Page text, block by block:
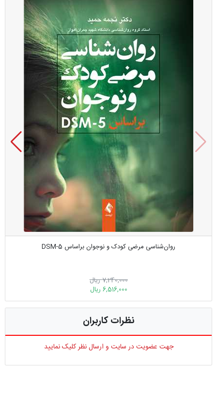
روان‌شناسی مرضی کودک و نوجوان براساس DSM-5
7,240,000 ریال
6,516,000 ریال
نظرات کاربران
جهت عضویت در سایت و ارسال نظر کلیک نمایید